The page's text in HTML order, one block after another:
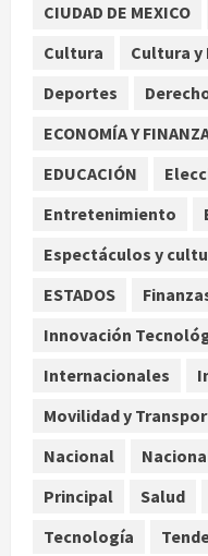
4
CIUDAD DE MEXICO
Cultura
Cultura
Deportes
ECONOMÍA Y
EDUCACIÓN
Entretenimiento
Espectáculos y
ESTADOS
Innovación
Internacionales
Movilidad y
Nacional
Principal
Salud
Tecnología